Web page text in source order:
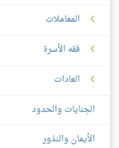
المعاملات
فقه الأسرة
العادات
الجنايات والحدود
الأيمان والنذور